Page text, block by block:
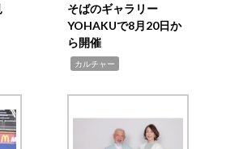
そばのギャラリー
YOHAKUで8月20日か
ら開催
カルチャー